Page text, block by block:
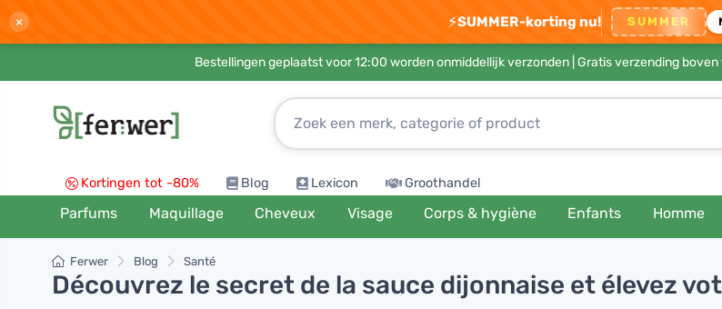
× ⚡SUMMER-korting nu! SUMMER
Bestellingen geplaatst voor 12:00 worden onmiddellijk verzonden | Gratis verzending boven
Kortingen tot -80% Blog Lexicon Groothandel
Parfums Maquillage Cheveux Visage Corps & hygiène Enfants Homme
Ferwer Blog Santé
Découvrez le secret de la sauce dijonnaise et élevez